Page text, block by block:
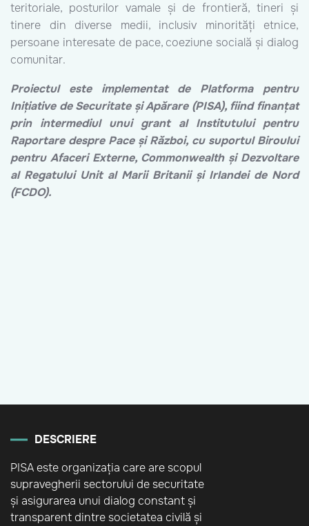
teritoriale, posturilor vamale și de frontieră, tineri și
tinere din diverse medii, inclusiv minorități etnice,
persoane interesate de pace, coeziune socială și dialog
comunitar.
Proiectul este implementat de Platforma pentru
Inițiative de Securitate și Apărare (PISA), fiind finanțat
prin intermediul unui grant al Institutului pentru
Raportare despre Pace și Război, cu suportul Biroului
pentru Afaceri Externe, Commonwealth și Dezvoltare
al Regatului Unit al Marii Britanii și Irlandei de Nord
(FCDO).
DESCRIERE
PISA este organizația care are scopul
supravegherii sectorului de securitate
și asigurarea unui dialog constant și
transparent dintre societatea civilă și